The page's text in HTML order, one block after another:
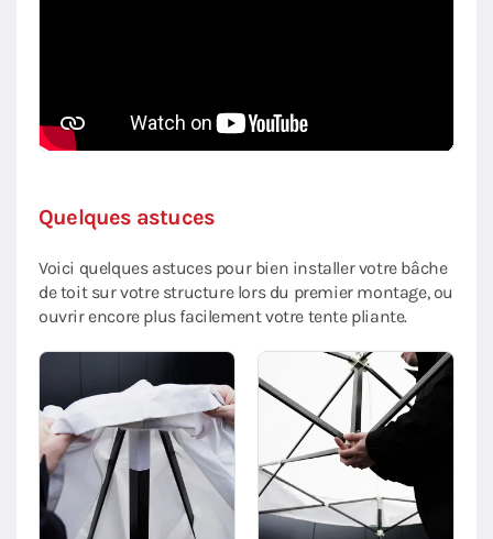
Quelques astuces
Voici quelques astuces pour bien installer votre bâche
de toit sur votre structure lors du premier montage, ou
ouvrir encore plus facilement votre tente pliante.